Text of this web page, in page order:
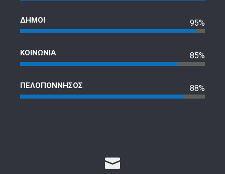
ΔΗΜΟΙ 95%
ΚΟΙΝΩΝΙΑ 85%
ΠΕΛΟΠΟΝΝΗΣΟΣ 88%